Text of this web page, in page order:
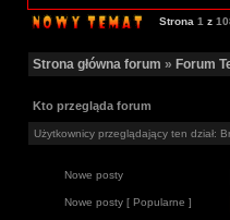
Strona 1 z
Strona główna forum » Forum
Kto przegląda forum
Użytkownicy przeglądający ten dział:
Nowe posty
Nowe posty [ Popularne ]